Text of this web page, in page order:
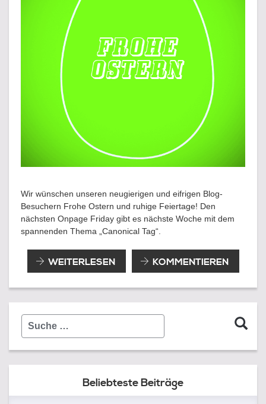
Wir wünschen unseren neugierigen und eifrigen Blog-
Besuchern Frohe Ostern und ruhige Feiertage! Den
nächsten Onpage Friday gibt es nächste Woche mit dem
spannenden Thema „Canonical Tag“.
FROHE
OSTERN!
WEITERLESEN KOMMENTIEREN
Suche
Beliebteste Beiträge